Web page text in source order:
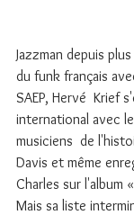
Jazzman depuis
du funk français
SAEP, Hervé  Krief
international avec
musiciens  de
Davis et même
Charles sur l'album
Mais sa liste